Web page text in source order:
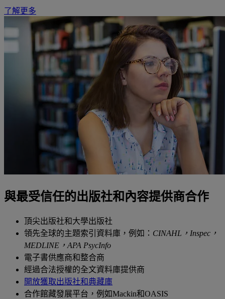
了解更多
與最受信任的出版社和內容提供商合作
頂尖出版社和大學出版社
領先全球的主題索引資料庫，例如： CINAHL，Inspec，
MEDLINE，APA PsycInfo
電子書供應商和整合商
經過合法授權的全文資料庫提供商
開放獲取出版社和典藏庫
合作館藏發展平台，例如Mackin和OASIS